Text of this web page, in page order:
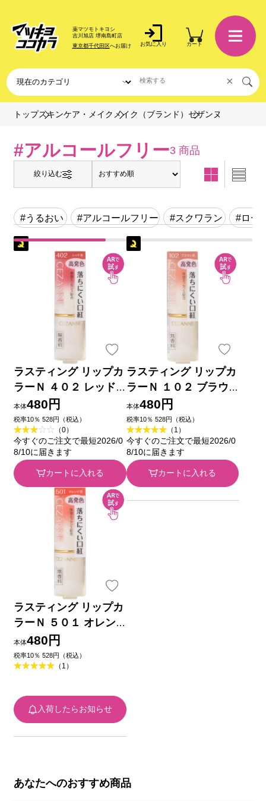
薬マツモトキヨシ
吉川旭店 堺南島町店
東京都千代田区へお届け お気に入り カート
×
トップスキンケア・メイク メイク（ブランド） セザンヌ
#アルコールフリー3 商品
絞り込む
#うるおい #アルコールフリー #スクワラン #ロー
ラスティング リップカ
ラーＮ ４０２ レッド
系 ７ｇ セザンヌ化粧
品
本体480円
税率10％ 528円（税込）
（0）
今すぐのご注文で最短2026/0
8/10に届きます
カートに入れる
ラスティング リップカ
ラーＮ １０２ ブラウ
ン系 ＿ セザンヌ化粧
品
本体480円
税率10％ 528円（税込）
（1）
今すぐのご注文で最短2026/0
8/10に届きます
カートに入れる
ラスティング リップカ
ラーＮ ５０１ オレン
ジ系 ７ｇ セザンヌ化
粧品
本体480円
税率10％ 528円（税込）
（1）
入荷したらお知らせ
あなたへのおすすめ商品